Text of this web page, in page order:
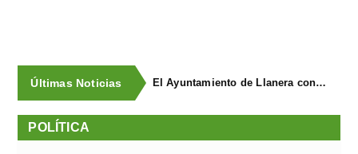
Últimas Noticias El Ayuntamiento de Llanera concluye la campaña de trampeo contra la avispa asiática con la captura de 1.330 reinas
POLÍTICA